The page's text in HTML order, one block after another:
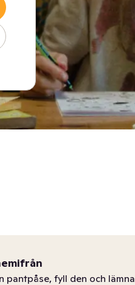
pantpåse, fyll den och lämna